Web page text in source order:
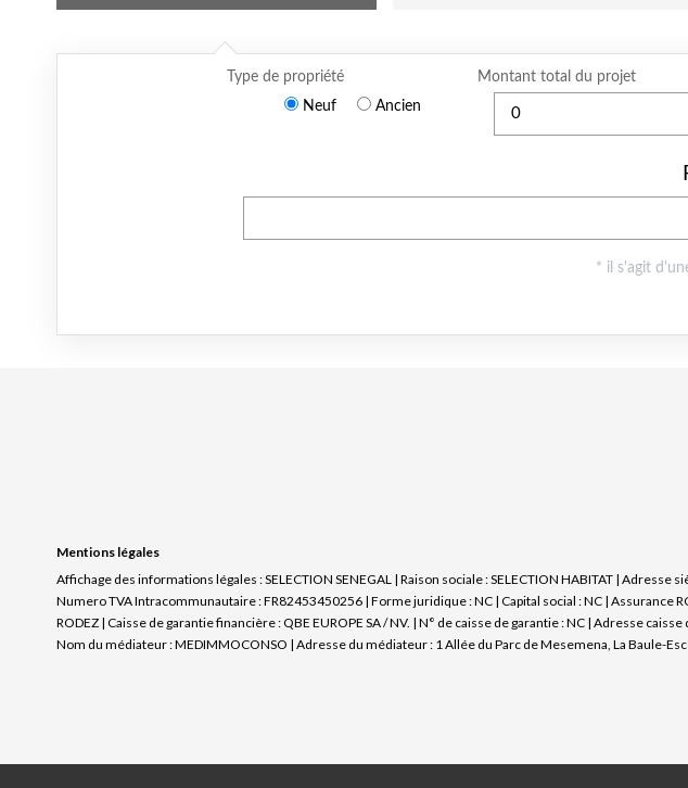
Mentions légales
Affichage des informations légales : SELECTION SENEGAL | Raison sociale : SELECTION HABITAT |
Numero TVA Intracommunautaire : FR82453450256 | Forme juridique : NC | Capital social : NC | Assurance
RODEZ | Caisse de garantie financière : QBE EUROPE SA / NV. | N° de caisse de garantie : NC | Adresse
Nom du médiateur : MEDIMMOCONSO | Adresse du médiateur : 1 Allée du Parc de Mesemena, La Baule-